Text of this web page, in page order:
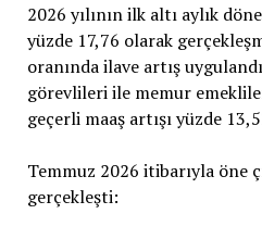
2026 yılının ilk altı aylık
yüzde 17,76 olarak
oranında ilave artış
görevlileri ile memur
geçerli maaş artışı yüzde
Temmuz 2026 itibarıyla öne
gerçekleşti: